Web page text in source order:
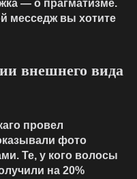
— о прагматизме.
месседж вы хотите
внешнего вида
провел
фото
Те, у кого волосы
на 20%